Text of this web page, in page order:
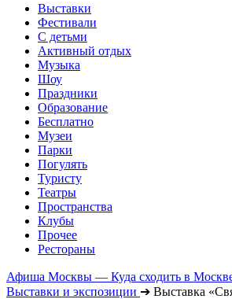
Выставки
Фестивали
С детьми
Активный отдых
Музыка
Шоу
Праздники
Образование
Бесплатно
Музеи
Парки
Погулять
Туристу
Театры
Пространства
Клубы
Прочее
Рестораны
Афиша Москвы — Куда сходить в
Выставки и экспозиции ➔ Выставка